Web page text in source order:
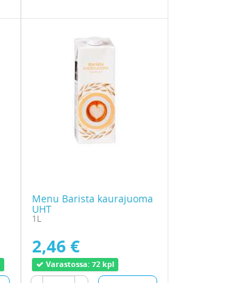
Menu Barista kaurajuoma
UHT
1L
2,46 €
Varastossa: 72 kpl